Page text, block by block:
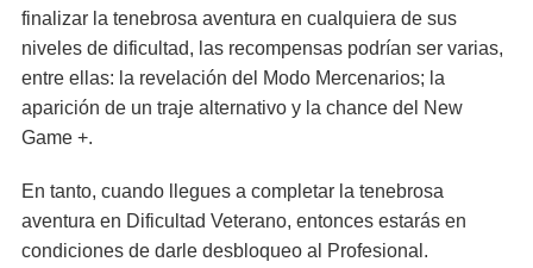
finalizar la tenebrosa aventura en cualquiera de sus
niveles de dificultad, las recompensas podrían ser varias,
entre ellas: la revelación del Modo Mercenarios; la
aparición de un traje alternativo y la chance del New
Game +.
En tanto, cuando llegues a completar la tenebrosa
aventura en Dificultad Veterano, entonces estarás en
condiciones de darle desbloqueo al Profesional.